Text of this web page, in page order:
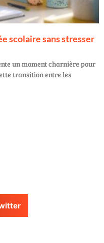
scolaire sans stresser
un moment charnière pour
transition entre les